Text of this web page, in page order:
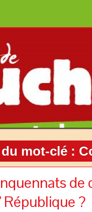
mot-clé :
de
République ?